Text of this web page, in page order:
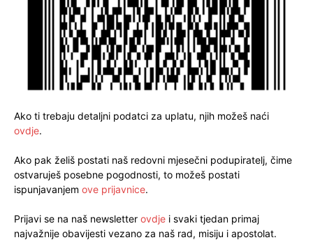
Ako ti trebaju detaljni podatci za uplatu, njih možeš naći
ovdje.
Ako pak želiš postati naš redovni mjesečni podupiratelj, čime
ostvaruješ posebne pogodnosti, to možeš postati
ispunjavanjem ove prijavnice.
Prijavi se na naš newsletter ovdje i svaki tjedan primaj
najvažnije obavijesti vezano za naš rad, misiju i apostolat.